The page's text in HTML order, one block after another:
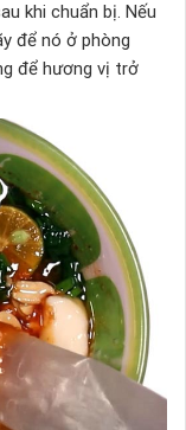
khi chuẩn bị. Nếu
để nó ở phòng
để hương vị trở